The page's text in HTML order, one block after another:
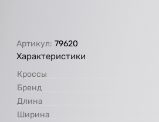
Артикул: 79620
Характеристики
Кроссы
Бренд
Длина
Ширина